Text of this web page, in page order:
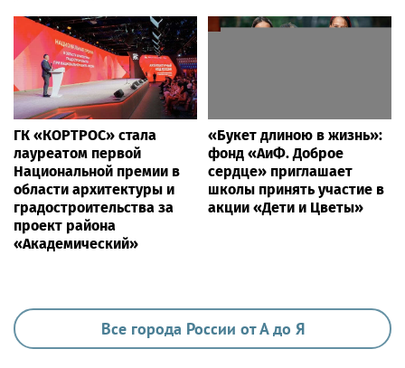
ГК «КОРТРОС» стала
лауреатом первой
Национальной премии в
области архитектуры и
градостроительства за
проект района
«Академический»
«Букет длиною в жизнь»:
фонд «АиФ. Доброе
сердце» приглашает
школы принять участие в
акции «Дети и Цветы»
Все города России от А до Я